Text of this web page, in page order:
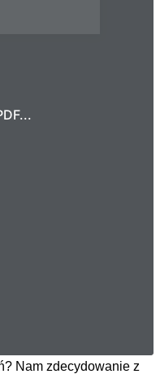
Nam zdecydowanie z